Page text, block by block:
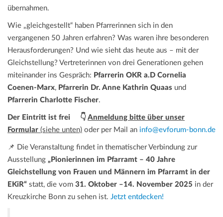
übernahmen.
Wie „gleichgestellt“ haben Pfarrerinnen sich in den
vergangenen 50 Jahren erfahren? Was waren ihre besonderen
Herausforderungen? Und wie sieht das heute aus – mit der
Gleichstellung? Vertreterinnen von drei Generationen gehen
miteinander ins Gespräch: Pfarrerin OKR a.D Cornelia
Coenen-Marx, Pfarrerin Dr. Anne Kathrin Quaas und
Pfarrerin Charlotte Fischer.
Der Eintritt ist frei 👇 Anmeldung bitte über unser
Formular (siehe unten) oder per Mail an info@evforum-bonn.de
📌 Die Veranstaltung findet in thematischer Verbindung zur
Ausstellung „Pionierinnen im Pfarramt – 40 Jahre
Gleichstellung von Frauen und Männern im Pfarramt in der
EKiR“ statt, die vom 31. Oktober –14. November 2025 in der
Kreuzkirche Bonn zu sehen ist. Jetzt entdecken!